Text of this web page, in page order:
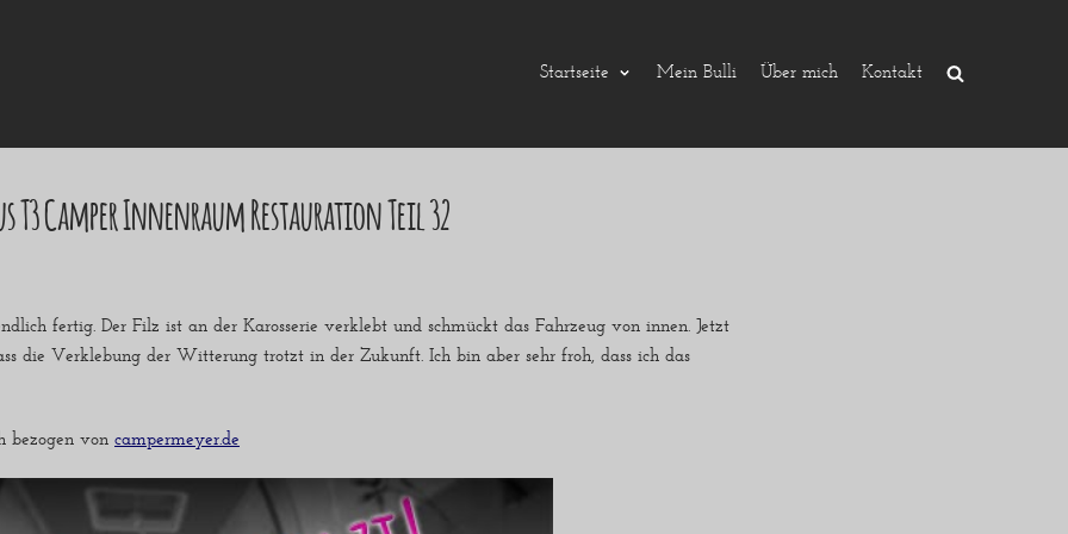
Startseite Mein Bulli Über mich Kontakt
T3 Camper Innenraum Restauration Teil 32
fertig. Der Filz ist an der Karosserie verklebt und schmückt das Fahrzeug von innen. Jetzt
die Verklebung der Witterung trotzt in der Zukunft. Ich bin aber sehr froh, dass ich das
bezogen von campermeyer.de